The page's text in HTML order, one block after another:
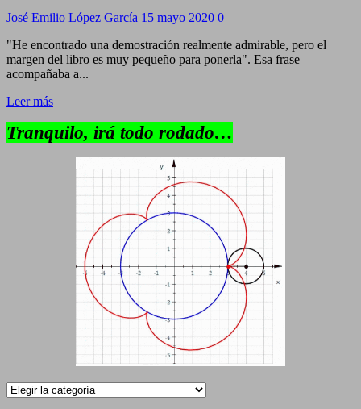
José Emilio López García 15 mayo 2020 0
"He encontrado una demostración realmente admirable, pero el
margen del libro es muy pequeño para ponerla". Esa frase
acompañaba a...
Leer más
Tranquilo, irá todo rodado…
Categorías